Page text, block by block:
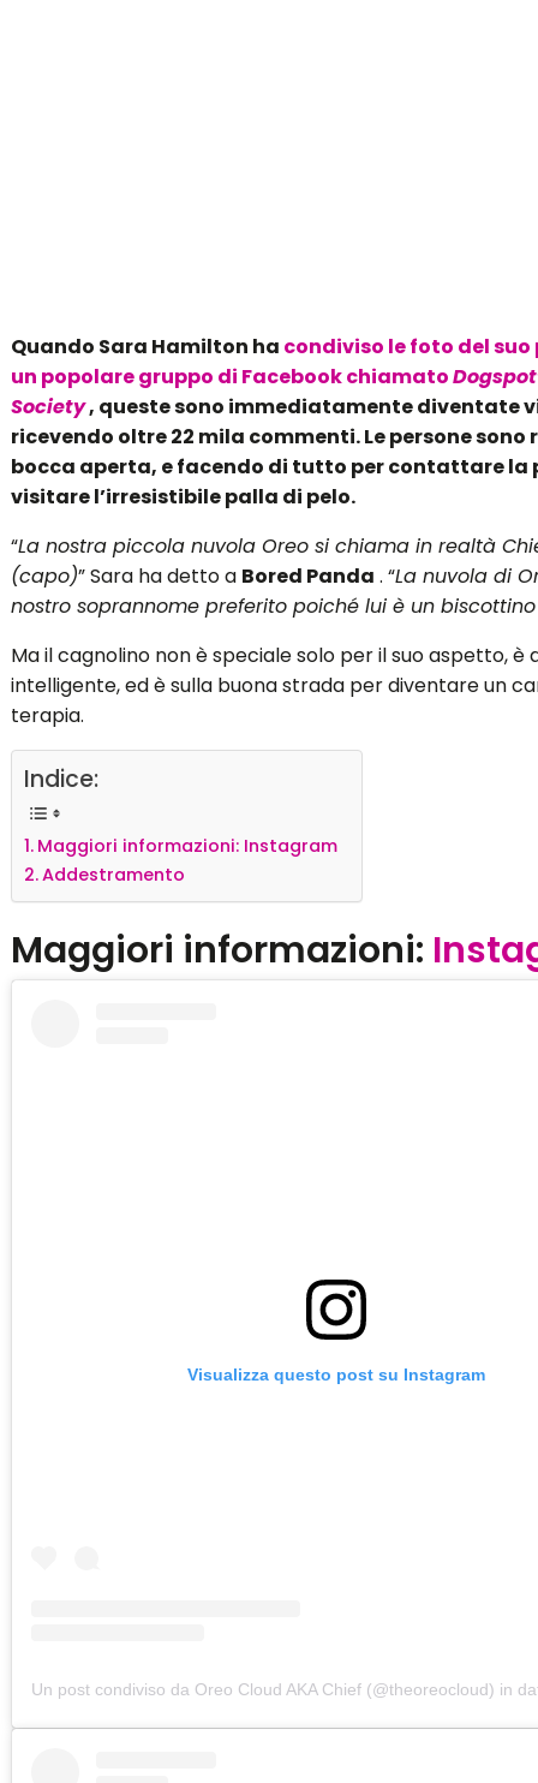
Quando Sara Hamilton ha condiviso le foto del suo
un popolare gruppo di Facebook chiamato
Society, queste sono immediatamente diventate
ricevendo oltre 22 mila commenti. Le persone sono
bocca aperta, e facendo di tutto per contattare la
visitare l’irresistibile palla di pelo.
“La nostra piccola nuvola Oreo si chiama in realtà
(capo)” Sara ha detto a Bored Panda . “La nuvola di
nostro soprannome preferito poiché lui è un
Ma il cagnolino non è speciale solo per il suo aspetto, è
intelligente, ed è sulla buona strada per diventare un
terapia.
Indice:
Maggiori informazioni: Instagram
Addestramento
Maggiori informazioni:
Visualizza questo post su Instagram
Un post condiviso da Oreo Cloud AKA Chief (@theoreocloud) in